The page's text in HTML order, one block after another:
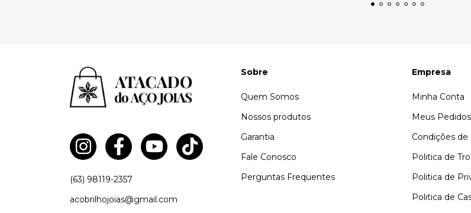
(63) 98119-2357
acobrilhojoias@gmail.com
Sobre
Quem Somos
Nossos produtos
Garantia
Fale Conosco
Perguntas Frequentes
Empresa
Minha Conta
Meus Pedidos
Condições de
Politica de
Politica de
Politica de